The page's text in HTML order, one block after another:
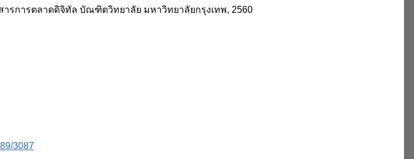
รการตลาดดิจิทัล บัณฑิตวิทยาลัย มหาวิทยาลัยกรุงเทพ, 2560
3087